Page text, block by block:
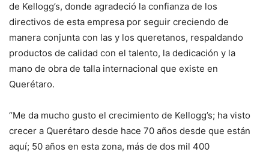
de Kellogg’s, donde agradeció la confianza de los
directivos de esta empresa por seguir creciendo de
manera conjunta con las y los queretanos, respaldando
productos de calidad con el talento, la dedicación y la
mano de obra de talla internacional que existe en
Querétaro.
“Me da mucho gusto el crecimiento de Kellogg’s; ha visto
crecer a Querétaro desde hace 70 años desde que están
aquí; 50 años en esta zona, más de dos mil 400